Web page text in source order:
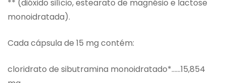
** (dióxido silício, estearato de magnésio e lactose
monoidratada).
Cada cápsula de 15 mg contém:
cloridrato de sibutramina monoidratado*……15,854